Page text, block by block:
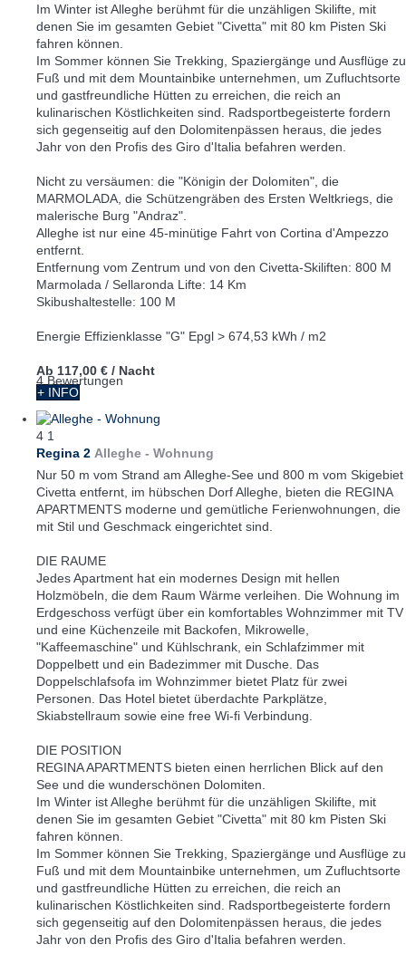
Im Winter ist Alleghe berühmt für die unzähligen Skilifte, mit
denen Sie im gesamten Gebiet "Civetta" mit 80 km Pisten Ski
fahren können.
Im Sommer können Sie Trekking, Spaziergänge und Ausflüge zu
Fuß und mit dem Mountainbike unternehmen, um Zufluchtsorte
und gastfreundliche Hütten zu erreichen, die reich an
kulinarischen Köstlichkeiten sind. Radsportbegeisterte fordern
sich gegenseitig auf den Dolomitenpässen heraus, die jedes
Jahr von den Profis des Giro d'Italia befahren werden.
Nicht zu versäumen: die "Königin der Dolomiten", die
MARMOLADA, die Schützengräben des Ersten Weltkriegs, die
malerische Burg "Andraz".
Alleghe ist nur eine 45-minütige Fahrt von Cortina d'Ampezzo
entfernt.
Entfernung vom Zentrum und von den Civetta-Skiliften: 800 M
Marmolada / Sellaronda Lifte: 14 Km
Skibushaltestelle: 100 M
Energie Effizienklasse "G" Epgl > 674,53 kWh / m2
4 Bewertungen
Ab 117,00 € / Nacht
+ INFO
4 1
Regina 2 Alleghe - Wohnung
Nur 50 m vom Strand am Alleghe-See und 800 m vom Skigebiet
Civetta entfernt, im hübschen Dorf Alleghe, bieten die REGINA
APARTMENTS moderne und gemütliche Ferienwohnungen, die
mit Stil und Geschmack eingerichtet sind.
DIE RAUME
Jedes Apartment hat ein modernes Design mit hellen
Holzmöbeln, die dem Raum Wärme verleihen. Die Wohnung im
Erdgeschoss verfügt über ein komfortables Wohnzimmer mit TV
und eine Küchenzeile mit Backofen, Mikrowelle,
"Kaffeemaschine" und Kühlschrank, ein Schlafzimmer mit
Doppelbett und ein Badezimmer mit Dusche. Das
Doppelschlafsofa im Wohnzimmer bietet Platz für zwei
Personen. Das Hotel bietet überdachte Parkplätze,
Skiabstellraum sowie eine free Wi-fi Verbindung.
DIE POSITION
REGINA APARTMENTS bieten einen herrlichen Blick auf den
See und die wunderschönen Dolomiten.
Im Winter ist Alleghe berühmt für die unzähligen Skilifte, mit
denen Sie im gesamten Gebiet "Civetta" mit 80 km Pisten Ski
fahren können.
Im Sommer können Sie Trekking, Spaziergänge und Ausflüge zu
Fuß und mit dem Mountainbike unternehmen, um Zufluchtsorte
und gastfreundliche Hütten zu erreichen, die reich an
kulinarischen Köstlichkeiten sind. Radsportbegeisterte fordern
sich gegenseitig auf den Dolomitenpässen heraus, die jedes
Jahr von den Profis des Giro d'Italia befahren werden.